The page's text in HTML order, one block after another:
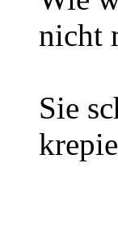
nicht
Sie